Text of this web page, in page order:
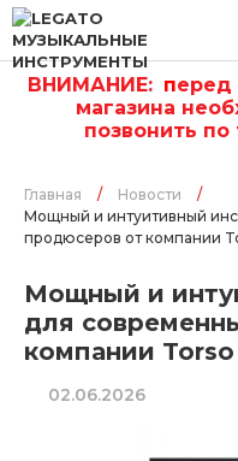
ВНИМАНИЕ: перед
магазина
позвонить по
Главная / Новости
/
Мощный и интуитивный
продюсеров от компании
Мощный и
для
компании Torso
02.06.2026